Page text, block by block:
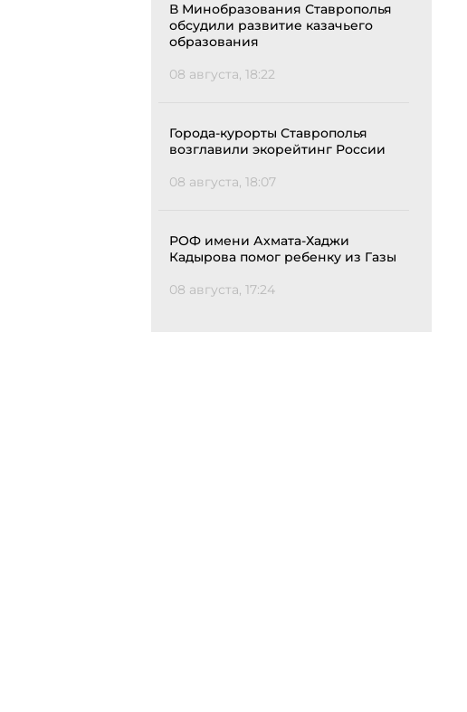
В Минобразования Ставрополья
обсудили развитие казачьего
образования
08 августа, 18:22
Города-курорты Ставрополья
возглавили экорейтинг России
08 августа, 18:07
РОФ имени Ахмата-Хаджи
Кадырова помог ребенку из Газы
08 августа, 17:24